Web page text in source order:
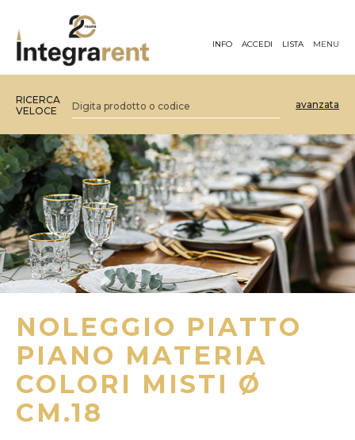
INFO ACCEDI LISTA MENU
RICERCA
VELOCE
avanzata
NOLEGGIO PIATTO
PIANO MATERIA
COLORI MISTI Ø
CM.18